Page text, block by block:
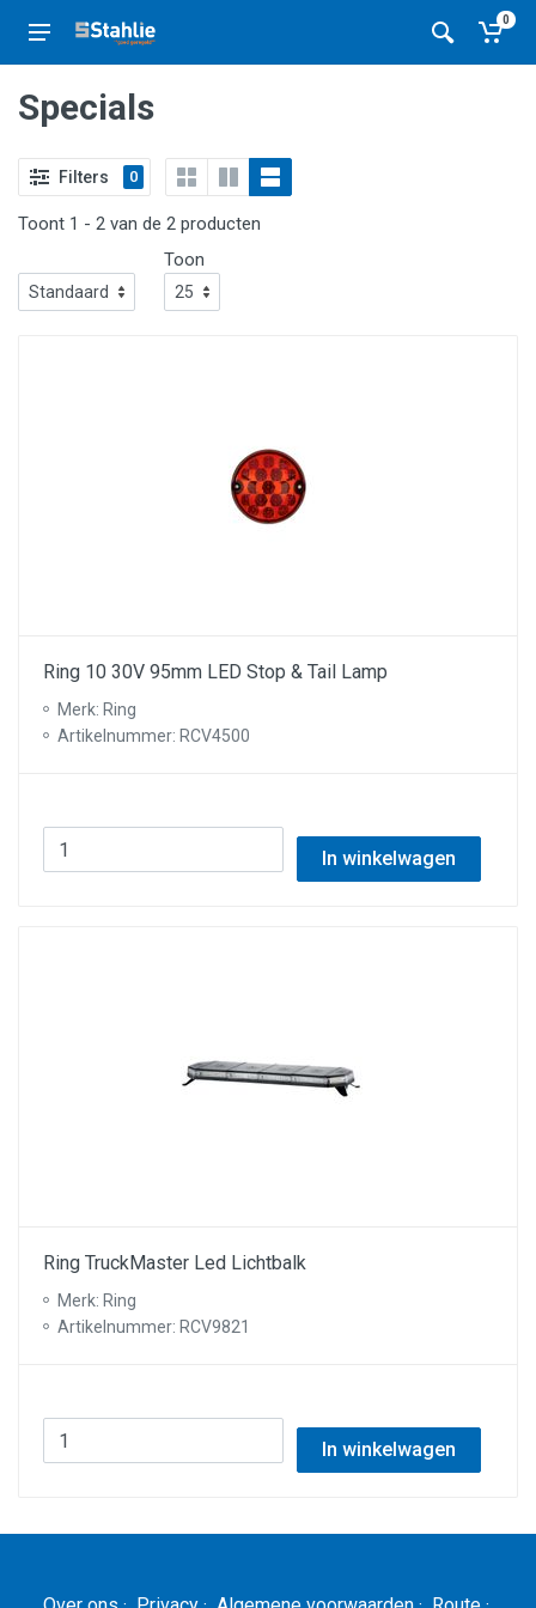
0
Specials
Filters 0
Toont 1 - 2 van de 2 producten
Toon
Ring 10 30V 95mm LED Stop & Tail Lamp
Merk: Ring
Artikelnummer: RCV4500
In winkelwagen
Ring TruckMaster Led Lichtbalk
Merk: Ring
Artikelnummer: RCV9821
In winkelwagen